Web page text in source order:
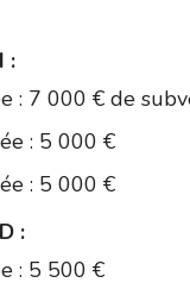
:
: 7 000 € de
: 5 000 €
: 5 000 €
:
: 5 500 €